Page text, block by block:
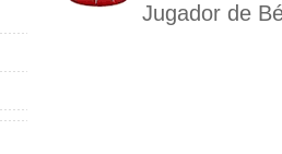
Jugador de